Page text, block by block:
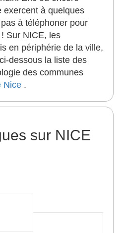
exercent à quelques
à téléphoner pour
Sur NICE, les
en périphérie de la ville,
dessous la liste des
des communes
Nice .
sur NICE